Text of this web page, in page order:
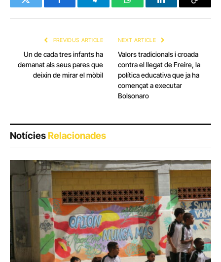
Twitter FacebookTelegramWhatsAppLinkedInCopy
PREVIOUS ARTICLE
Un de cada tres infants ha
demanat als seus pares que
deixin de mirar el mòbil
NEXT ARTICLE
Valors tradicionals i croada
contra el llegat de Freire, la
política educativa que ja ha
començat a executar
Bolsonaro
NotíciesRelacionades